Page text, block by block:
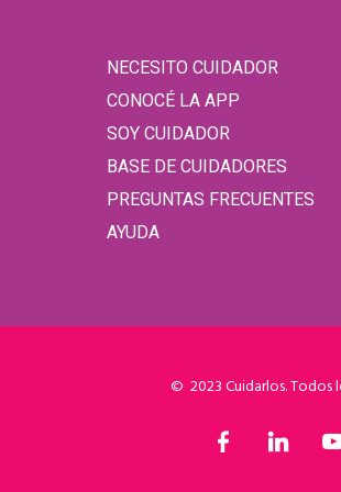
NECESITO CUIDADOR
CONOCÉ LA APP
SOY CUIDADOR
BASE DE CUIDADORES
PREGUNTAS FRECUENTES
AYUDA
© 2023 Cuidarlos. Todos